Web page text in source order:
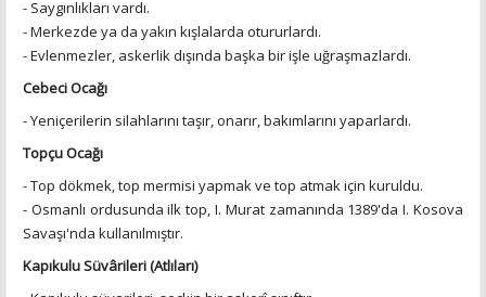
- Saygınlıkları vardı.
- Merkezde ya da yakın kışlalarda otururlardı.
- Evlenmezler, askerlik dışında başka bir işle uğraşmazlardı.
Cebeci Ocağı
- Yeniçerilerin silahlarını taşır, onarır, bakımlarını yaparlardı.
Topçu Ocağı
- Top dökmek, top mermisi yapmak ve top atmak için kuruldu.
- Osmanlı ordusunda ilk top, I. Murat zamanında 1389'da I. Kosova
Savaşı'nda kullanılmıştır.
Kapıkulu Süvârileri (Atlıları)